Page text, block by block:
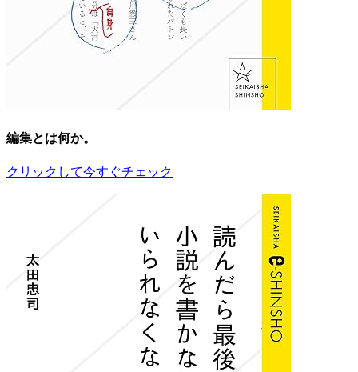
編集とは何か。
クリックして今すぐチェック